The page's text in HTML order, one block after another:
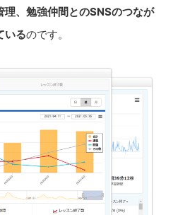
、勉強仲間とのSNSのつなが
いるのです。